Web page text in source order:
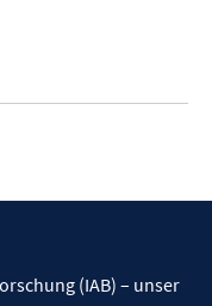
(IAB) – unser